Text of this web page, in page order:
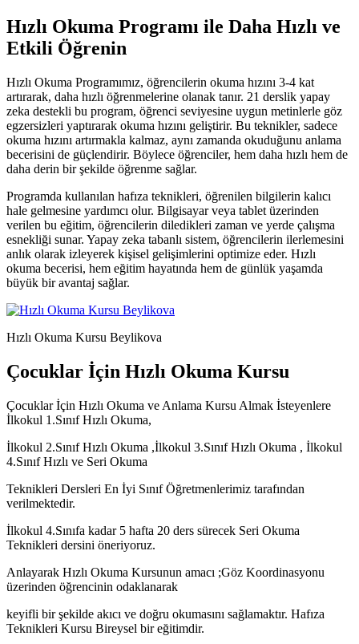
Hızlı Okuma Programı ile Daha Hızlı ve
Etkili Öğrenin
Hızlı Okuma Programımız, öğrencilerin okuma hızını 3-4 kat
artırarak, daha hızlı öğrenmelerine olanak tanır. 21 derslik yapay
zeka destekli bu program, öğrenci seviyesine uygun metinlerle göz
egzersizleri yaptırarak okuma hızını geliştirir. Bu teknikler, sadece
okuma hızını artırmakla kalmaz, aynı zamanda okuduğunu anlama
becerisini de güçlendirir. Böylece öğrenciler, hem daha hızlı hem de
daha derin bir şekilde öğrenme sağlar.
Programda kullanılan hafıza teknikleri, öğrenilen bilgilerin kalıcı
hale gelmesine yardımcı olur. Bilgisayar veya tablet üzerinden
verilen bu eğitim, öğrencilerin diledikleri zaman ve yerde çalışma
esnekliği sunar. Yapay zeka tabanlı sistem, öğrencilerin ilerlemesini
anlık olarak izleyerek kişisel gelişimlerini optimize eder. Hızlı
okuma becerisi, hem eğitim hayatında hem de günlük yaşamda
büyük bir avantaj sağlar.
Hızlı Okuma Kursu Beylikova
Çocuklar İçin Hızlı Okuma Kursu
Çocuklar İçin Hızlı Okuma ve Anlama Kursu Almak İsteyenlere
İlkokul 1.Sınıf Hızlı Okuma,
İlkokul 2.Sınıf Hızlı Okuma ,İlkokul 3.Sınıf Hızlı Okuma , İlkokul
4.Sınıf Hızlı ve Seri Okuma
Teknikleri Dersleri En İyi Sınıf Öğretmenlerimiz tarafından
verilmektedir.
İlkokul 4.Sınıfa kadar 5 hafta 20 ders sürecek Seri Okuma
Teknikleri dersini öneriyoruz.
Anlayarak Hızlı Okuma Kursunun amacı ;Göz Koordinasyonu
üzerinden öğrencinin odaklanarak
keyifli bir şekilde akıcı ve doğru okumasını sağlamaktır. Hafıza
Teknikleri Kursu Bireysel bir eğitimdir.